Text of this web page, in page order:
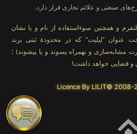
صنعتی و علائم تجاری قرار دارد.
و همچنین سوءاستفاده از نام و یا نشان
عنوان “لیلیت” که در محدودهٔ ثبتی برند
مشابه‌سازی و بهمراه پسوند و یا پیشوند) ؛
و قضایی خواهد داشت!
Licence By LILIT© 2008-